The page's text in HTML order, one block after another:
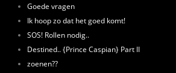
Goede vragen
Ik hoop zo dat het goed komt!
SOS! Rollen nodig..
Destined.. {Prince Caspian} Part II
zoenen??